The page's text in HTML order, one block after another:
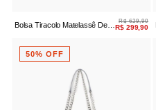
Bolsa Tiracolo Matelassê De
R$ 629,90
R$ 299,90
50% OFF